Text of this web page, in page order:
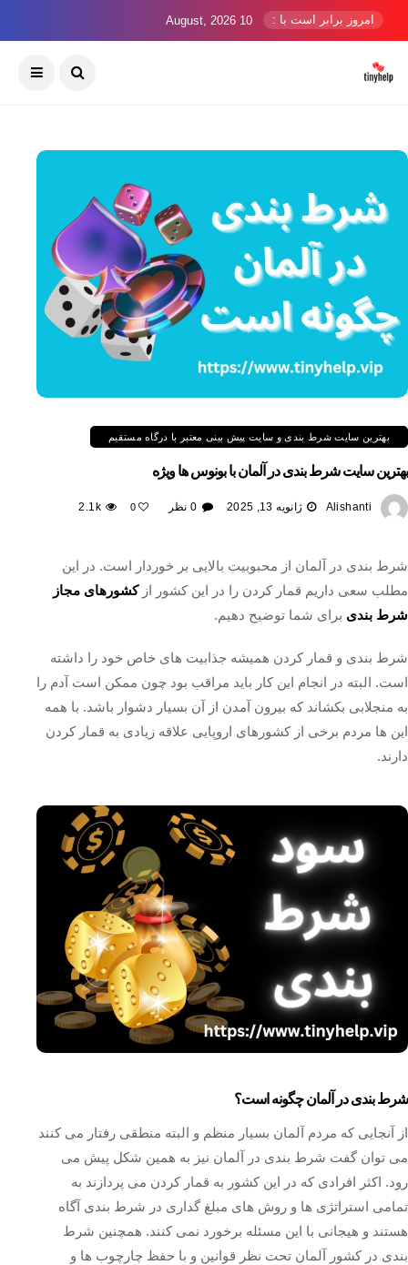
امروز برابر است با : 10 August, 2026
بهترین سایت شرط بندی و سایت پیش بینی معتبر با درگاه مستقیم
بهترین سایت شرط بندی در آلمان با بونوس ها ویژه
Alishanti ژانویه 13, 2025 0 نظر 0
2.1k
شرط بندی در آلمان از محبوبیت بالایی بر خوردار است. در این
مطلب سعی داریم قمار کردن را در این کشور ازکشورهای مجاز
شرط بندی برای شما توضیح دهیم.
شرط بندی و قمار کردن همیشه جذابیت های خاص خود را داشته
است. البته در انجام این کار باید مراقب بود چون ممکن است آدم را
به منجلابی بکشاند که بیرون آمدن از آن بسیار دشوار باشد. با همه
این ها مردم برخی از کشورهای اروپایی علاقه زیادی به قمار کردن
دارند.
شرط بندی در آلمان چگونه است؟
از آنجایی که مردم آلمان بسیار منظم و البته منطقی رفتار می کنند
می توان گفت شرط بندی در آلمان نیز به همین شکل پیش می
رود. اکثر افرادی که در این کشور به قمار کردن می پردازند به
تمامی استراتژی ها و روش های مبلغ گداری در شرط بندی آگاه
هستند و هیجانی با این مسئله برخورد نمی کنند. همچنین شرط
بندی در کشور آلمان تحت نظر قوانین و با حفظ چارچوب ها و